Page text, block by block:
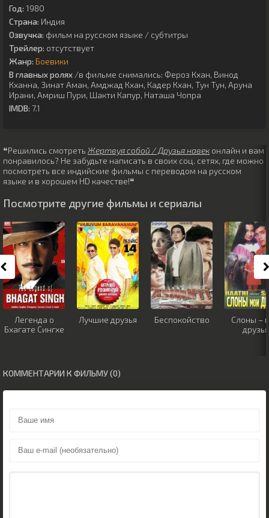
Год: 1980
Страна: Индия
Озвучка: фильм на русском языке / субтитры
Трейлер: отсутствует
Жанр: Боевики
В главных ролях /в фильме снимались: Фероз Кхан, Винод
Кханна, Зинат Аман, Амджад Кхан, Кадер Кхан, Тун Тун, Аруна
Ирани, Амриш Пури, Шакти Капур, Наташа Чопра
IMDB: 7.1
❝Решились смотреть Жертвуя собой / Друзья навек онлайн и вам
понравилось? Не забудьте написать в своих соц. сетях, где можно
посмотреть все индийские фильмы с переводом на русском
языке и в хорошем HD качестве!❝
Посмотрите другие фильмы и сериалы
Легенда о
Бхагате Сингхе
Лучшие друзья Беспокойство
Слоны –
друзья
КОММЕНТАРИИ К ФИЛЬМУ (0)